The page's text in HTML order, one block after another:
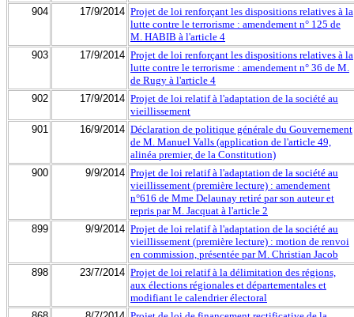
904
17/9/2014 Projet de loi renforçant les dispositions relatives à la
lutte contre le terrorisme : amendement n° 125 de
M. HABIB à l'article 4
903
17/9/2014 Projet de loi renforçant les dispositions relatives à la
lutte contre le terrorisme : amendement n° 36 de M.
de Rugy à l'article 4
902
17/9/2014 Projet de loi relatif à l'adaptation de la société au
vieillissement
901
16/9/2014 Déclaration de politique générale du Gouvernement
de M. Manuel Valls (application de l'article 49,
alinéa premier, de la Constitution)
900
9/9/2014 Projet de loi relatif à l'adaptation de la société au
vieillissement (première lecture) : amendement
n°616 de Mme Delaunay retiré par son auteur et
repris par M. Jacquat à l'article 2
899
9/9/2014 Projet de loi relatif à l'adaptation de la société au
vieillissement (première lecture) : motion de renvoi
en commission, présentée par M. Christian Jacob
898
23/7/2014 Projet de loi relatif à la délimitation des régions,
aux élections régionales et départementales et
modifiant le calendrier électoral